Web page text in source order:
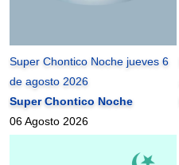
Super Chontico Noche jueves 6
de agosto 2026
Super Chontico Noche
06 Agosto 2026